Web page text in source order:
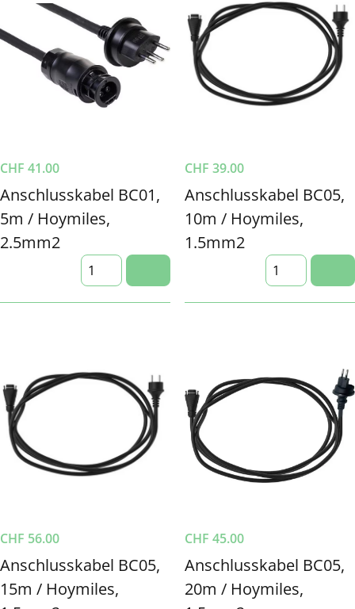
CHF 41.00
Anschlusskabel BC01,
5m / Hoymiles,
2.5mm2
CHF 39.00
Anschlusskabel BC05,
10m / Hoymiles,
1.5mm2
CHF 56.00
Anschlusskabel BC05,
15m / Hoymiles,
CHF 45.00
Anschlusskabel BC05,
20m / Hoymiles,